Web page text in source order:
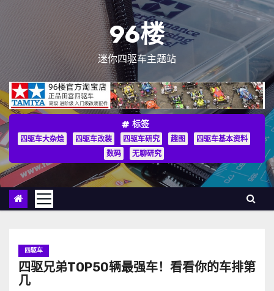
96楼
迷你四驱车主题站
标签
四驱车大杂烩 四驱车改装 四驱车研究 趣图
四驱车基本资料
数码
无聊研究
四驱车
四驱兄弟TOP50辆最强车！看看你的车排第
几